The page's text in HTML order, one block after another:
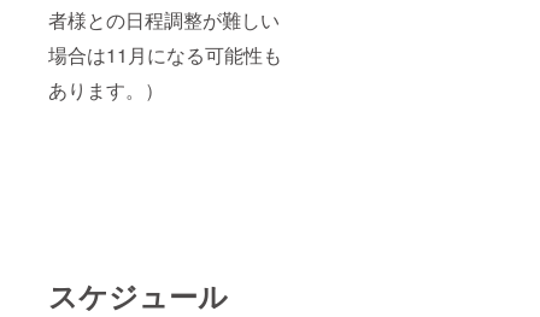
者様との日程調整が難しい
場合は11月になる可能性も
あります。）
スケジュール